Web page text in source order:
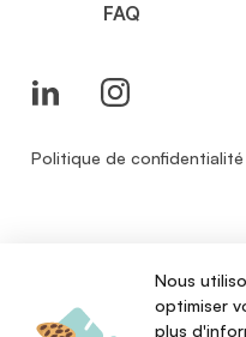
FAQ
© 2024 - Zenbase Inc.
Politique de confidentialité
Nous
optimiser
plus